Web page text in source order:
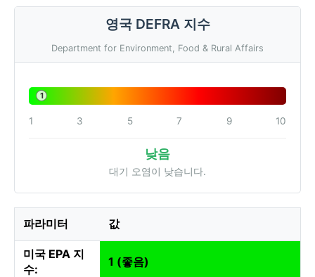
영국 DEFRA 지수
Department for Environment, Food & Rural Affairs
1
1 3 5 7 9 10
낮음
대기 오염이 낮습니다.
파라미터 값
미국 EPA 지
수:
1 (좋음)